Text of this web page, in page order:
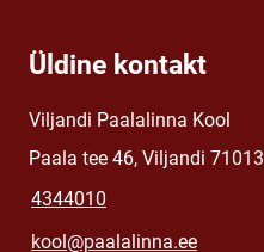
Üldine kontakt
Viljandi Paalalinna Kool
Paala tee 46, Viljandi 71013
4344010
kool@paalalinna.ee